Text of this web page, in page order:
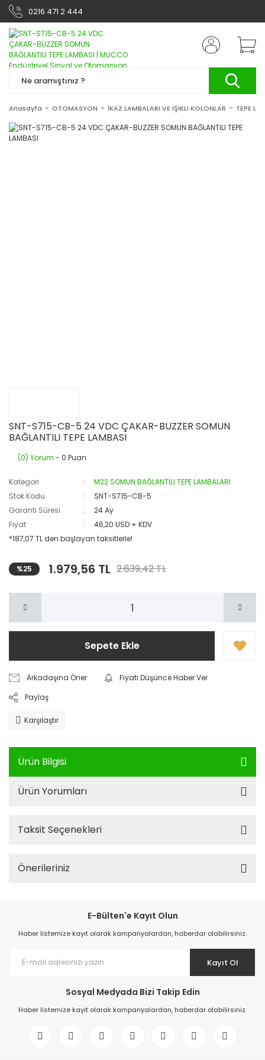
0216 471 2 444
Anasayfa OTOMASYON İKAZ LAMBALARI VE IŞIKLI KOLONLAR TEPE
SNT-S715-CB-5 24 VDC ÇAKAR-BUZZER SOMUN
BAĞLANTILI TEPE LAMBASI
(0) Yorum - 0 Puan
Kategori
M22 SOMUN BAĞLANTILI TEPE LAMBALARI
Stok Kodu
SNT-S715-CB-5
Garanti Süresi
24 Ay
Fiyat
46,20 USD + KDV
*187,07 TL den başlayan taksitlerle!
%25 1.979,56 TL 2.639,42 TL
Sepete Ekle
Arkadaşına Öner
Fiyatı Düşünce Haber Ver
Paylaş
Karşılaştır
Ürün Bilgisi
Ürün Yorumları
Taksit Seçenekleri
Önerileriniz
E-Bülten'e Kayıt Olun
Haber listemize kayıt olarak kampanyalardan, haberdar olabilirsiniz.
Kayıt Ol
Sosyal Medyada Bizi Takip Edin
Haber listemize kayıt olarak kampanyalardan, haberdar olabilirsiniz.